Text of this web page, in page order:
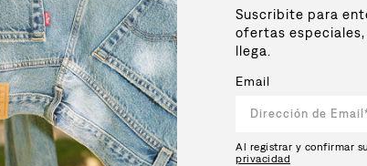
Suscribite para
ofertas
llega.
Email
Al registrar y confirmar
privacidad